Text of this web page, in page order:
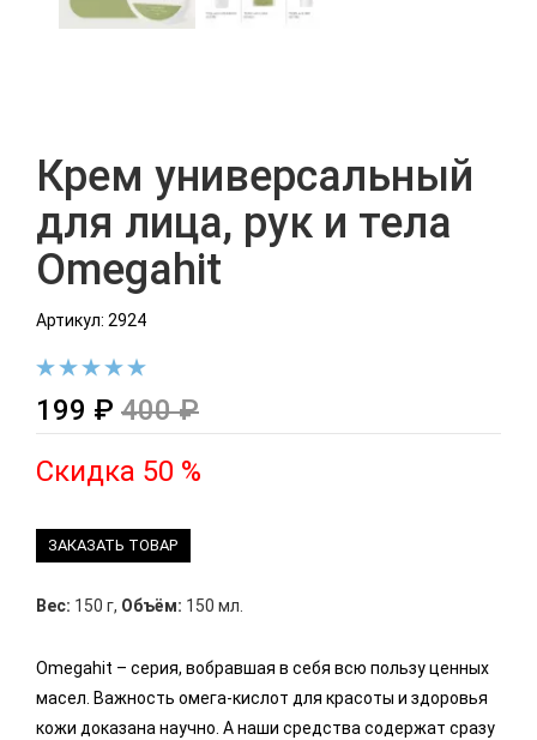
Крем универсальный
для лица, рук и тела
Omegahit
Артикул: 2924
199 ₽ 400 ₽
Скидка 50 %
ЗАКАЗАТЬ ТОВАР
Вес: 150 г, Объём: 150 мл.
Omegahit – серия, вобравшая в себя всю пользу ценных
масел. Важность омега-кислот для красоты и здоровья
кожи доказана научно. А наши средства содержат сразу